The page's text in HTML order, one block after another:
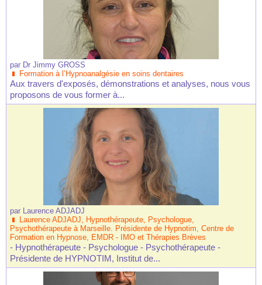
par Dr Jimmy GROSS
Formation à l’Hypnoanalgésie en soins dentaires
Aux travers d'exposés, démonstrations et analyses, nous vous
proposons de vous former à...
par Laurence ADJADJ
Laurence ADJADJ, Hypnothérapeute, Psychologue,
Psychothérapeute à Marseille. Présidente de Hypnotim, Centre de
Formation en Hypnose, EMDR - IMO et Thérapies Brèves
- Hypnothérapeute - Psychologue - Psychothérapeute -
Présidente de HYPNOTIM, Institut de...